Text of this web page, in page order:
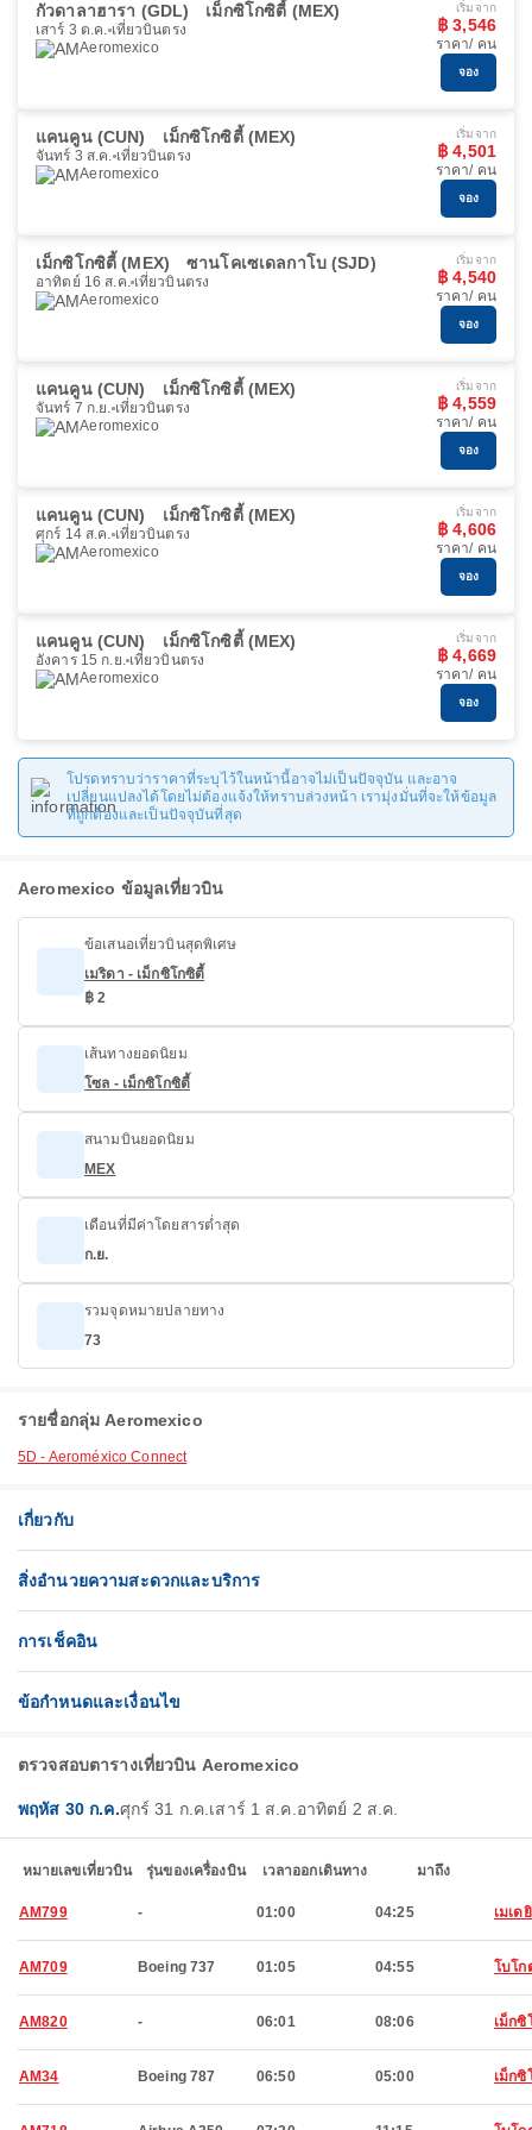
กัวดาลาฮารา (GDL) เม็กซิโกซิตี้ (MEX)
เสาร์ 3 ต.ค. เที่ยวบินตรง
Aeromexico
เริ่มจาก
฿ 3,546
ราคา/ คน
จอง
แคนคูน (CUN) เม็กซิโกซิตี้ (MEX)
จันทร์ 3 ส.ค. เที่ยวบินตรง
Aeromexico
เริ่มจาก
฿ 4,501
ราคา/ คน
จอง
เม็กซิโกซิตี้ (MEX) ซานโคเซเดลกาโบ (SJD)
อาทิตย์ 16 ส.ค. เที่ยวบินตรง
Aeromexico
เริ่มจาก
฿ 4,540
ราคา/ คน
จอง
แคนคูน (CUN) เม็กซิโกซิตี้ (MEX)
จันทร์ 7 ก.ย. เที่ยวบินตรง
Aeromexico
เริ่มจาก
฿ 4,559
ราคา/ คน
จอง
แคนคูน (CUN) เม็กซิโกซิตี้ (MEX)
ศุกร์ 14 ส.ค. เที่ยวบินตรง
Aeromexico
เริ่มจาก
฿ 4,606
ราคา/ คน
จอง
แคนคูน (CUN) เม็กซิโกซิตี้ (MEX)
อังคาร 15 ก.ย. เที่ยวบินตรง
Aeromexico
เริ่มจาก
฿ 4,669
ราคา/ คน
จอง
โปรดทราบว่าราคาที่ระบุไว้ในหน้านี้อาจไม่เป็นปัจจุบัน และอาจ
เปลี่ยนแปลงได้โดยไม่ต้องแจ้งให้ทราบล่วงหน้า เรามุ่งมั่นที่จะให้ข้อมูล
ที่ถูกต้องและเป็นปัจจุบันที่สุด
Aeromexico ข้อมูลเที่ยวบิน
ข้อเสนอเที่ยวบินสุดพิเศษ
เมริดา - เม็กซิโกซิตี้
฿ 2
เส้นทางยอดนิยม
โซล - เม็กซิโกซิตี้
สนามบินยอดนิยม
MEX
เดือนที่มีค่าโดยสารต่ำสุด
ก.ย.
รวมจุดหมายปลายทาง
73
รายชื่อกลุ่ม Aeromexico
5D - Aeroméxico Connect
เกี่ยวกับ
สิ่งอำนวยความสะดวกและบริการ
การเช็คอิน
ข้อกำหนดและเงื่อนไข
ตรวจสอบตารางเที่ยวบิน Aeromexico
พฤหัส 30 ก.ค.ศุกร์ 31 ก.ค. เสาร์ 1 ส.ค. อาทิตย์ 2 ส.ค.
หมายเลขเที่ยวบิน รุ่นของเครื่องบิน เวลาออกเดินทาง มาถึง
AM799 - 01:00 04:25 เมเด
AM709 Boeing 737 01:05 04:55 โบโก
AM820 - 06:01 08:06 เม็กซิ
AM34 Boeing 787 06:50 05:00 เม็กซิ